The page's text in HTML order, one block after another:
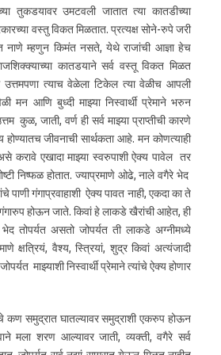
तुकडयावर उमटवली जातात त्या कातडीच्या
वस्तु विकत मिळतात. प्रत्यक्ष सोने-रुपे जरी
नाणे म्हणुन किमंत नसते, येथे राजांची आज्ञा हेच
कातडयाने सर्व वस्तू विकत मिळत
त्याच वेळेला टिकेल त्या वेळीच आपली
मन आणि बुध्दी माझ्या निस्वार्थी प्रेमाने भरुन
कुळ, जाती, वर्ण ही सर्व माझ्या प्राप्तीची कारणे
होण्यातच जीवनाची सार्थकता आहे. मन कोणत्याही
करावे एखादा माझ्या स्वरुपाशी ऐक्य पावेल तर
निष्फळ होतात. ज्याप्रमाणे ओढे, नाले वगैरे भेद
पाणी गंगाप्रवाहाशी ऐक्य पावत नाही, एकदा का ते
होऊन जाते. किवां हे लाकडे खैरांची आहेत, ही
तोपर्यत असतो जोपर्यत ती लाकडे अग्नीमध्ये
क्षत्रियं, वैश्य, स्त्रियां, शुद्र किवां अत्यंजादी
माझ्याशी निस्वार्थी प्रेमाने त्यांचे ऐक्य होणार
घातल्यावर समुद्राशी एकरुप होऊन
मला शरण आल्यावर जाती, व्यक्ती, वगैरे सर्व